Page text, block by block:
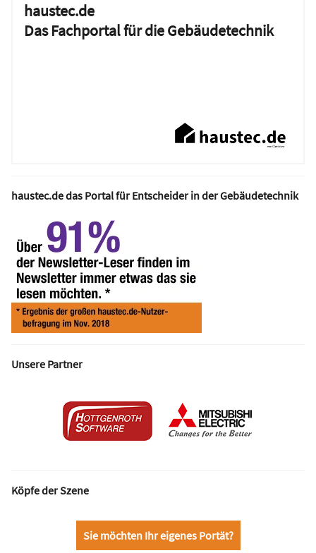
haustec.de
Das Fachportal für die Gebäudetechnik
haustec.de das Portal für Entscheider in der Gebäudetechnik
Unsere Partner
Köpfe der Szene
Sie möchten Ihr eigenes Portät?